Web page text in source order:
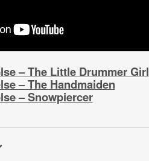
– The Little Drummer Girl
– The Handmaiden
– Snowpiercer